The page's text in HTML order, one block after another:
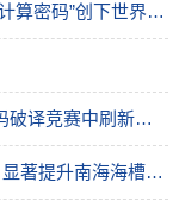
KDDI综合研究所与东京大学破解“抗量子计算密码”创下世界纪录
KDDI综研与东京大学在抗量子计算机密码破译竞赛中刷新世界纪录
日本东北大学等三所高校超算联动计算，显著提升南海海槽地震海啸灾害预测精度